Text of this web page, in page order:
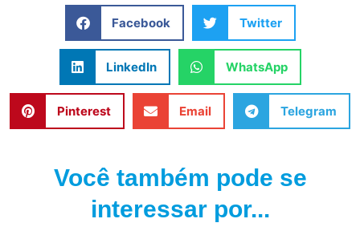
Facebook Twitter
LinkedIn WhatsApp
Pinterest Email Telegram
Você também pode se
interessar por...